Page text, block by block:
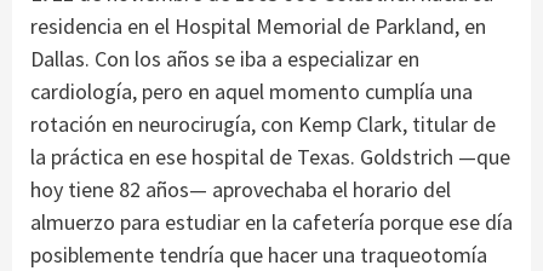
residencia en el Hospital Memorial de Parkland, en
Dallas. Con los años se iba a especializar en
cardiología, pero en aquel momento cumplía una
rotación en neurocirugía, con Kemp Clark, titular de
la práctica en ese hospital de Texas. Goldstrich —que
hoy tiene 82 años— aprovechaba el horario del
almuerzo para estudiar en la cafetería porque ese día
posiblemente tendría que hacer una traqueotomía